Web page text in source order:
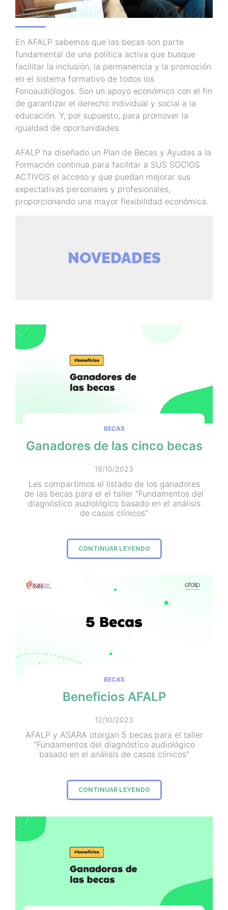
En AFALP sabemos que las becas son parte
fundamental de una política activa que busque
facilitar la inclusión, la permanencia y la promoción
en el sistema formativo de todos los
Fonoaudiólogos. Son un apoyo económico con el fin
de garantizar el derecho individual y social a la
educación. Y, por supuesto, para promover la
igualdad de oportunidades.
AFALP ha diseñado un Plan de Becas y Ayudas a la
Formación continua para facilitar a SUS SOCIOS
ACTIVOS el acceso y que puedan mejorar sus
expectativas personales y profesionales,
proporcionando una mayor flexibilidad económica.
NOVEDADES
BECAS
Ganadores de las cinco becas
18/10/2023
Les compartimos el listado de los ganadores
de las becas para el el taller "Fundamentos del
diagnóstico audiológico basado en el análisis
de casos clínicos”
CONTINUAR LEYENDO
BECAS
Beneficios AFALP
12/10/2023
AFALP y ASARA otorgan 5 becas para el taller
"Fundamentos del diagnóstico audiológico
basado en el análisis de casos clínicos"
CONTINUAR LEYENDO